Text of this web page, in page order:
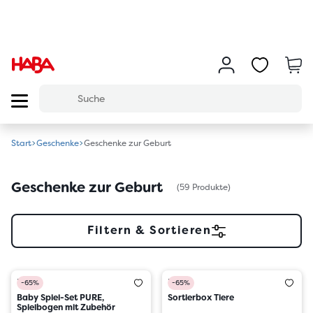
Start Geschenke Geschenke zur Geburt
Geschenke zur Geburt (59 Produkte)
Filtern & Sortieren
-65%
HABA
Baby Spiel-Set PURE,
Spielbogen mit Zubehör
-65%
HABA
Sortierbox Tiere